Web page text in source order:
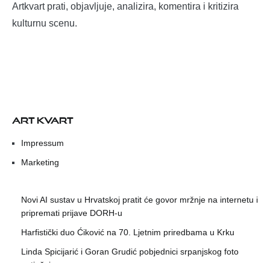
Artkvart prati, objavljuje, analizira, komentira i kritizira
kulturnu scenu.
ART KVART
Impressum
Marketing
Novi AI sustav u Hrvatskoj pratit će govor mržnje na internetu i
pripremati prijave DORH-u
Harfistički duo Ćiković na 70. Ljetnim priredbama u Krku
Linda Spicijarić i Goran Grudić pobjednici srpanjskog foto